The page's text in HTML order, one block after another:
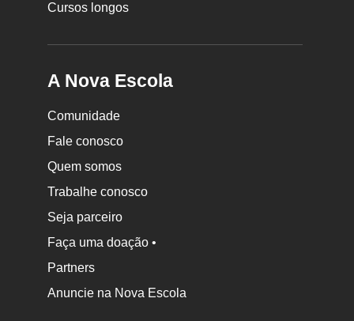
Cursos longos
A Nova Escola
Comunidade
Fale conosco
Quem somos
Trabalhe conosco
Seja parceiro
Faça uma doação •
Partners
Anuncie na Nova Escola